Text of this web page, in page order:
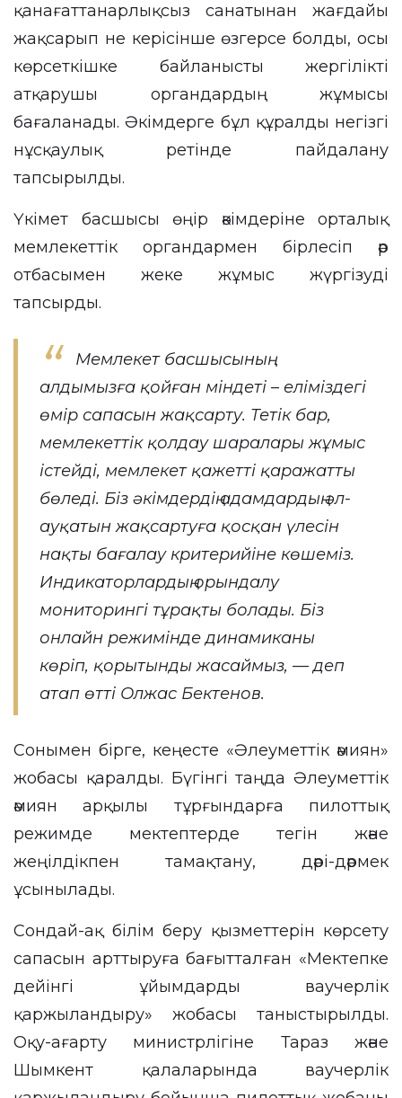
қанағаттанарлықсыз санатынан жағдайы
жақсарып не керісінше өзгерсе болды, осы
көрсеткішке байланысты жергілікті
атқарушы органдардың жұмысы
бағаланады. Әкімдерге бұл құралды негізгі
нұсқаулық ретінде пайдалану
тапсырылды.
Үкімет басшысы өңір әкімдеріне орталық
мемлекеттік органдармен бірлесіп әр
отбасымен жеке жұмыс жүргізуді
тапсырды.
Мемлекет басшысының
алдымызға қойған міндеті – еліміздегі
өмір сапасын жақсарту. Тетік бар,
мемлекеттік қолдау шаралары жұмыс
істейді, мемлекет қажетті қаражатты
бөледі. Біз әкімдердің адамдардың әл-
ауқатын жақсартуға қосқан үлесін
нақты бағалау критерийіне көшеміз.
Индикаторлардың орындалу
мониторингі тұрақты болады. Біз
онлайн режимінде динамиканы
көріп, қорытынды жасаймыз, — деп
атап өтті Олжас Бектенов.
Сонымен бірге, кеңесте «Әлеуметтік әмиян»
жобасы қаралды. Бүгінгі таңда Әлеуметтік
әмиян арқылы тұрғындарға пилоттық
режимде мектептерде тегін және
жеңілдікпен тамақтану, дәрі-дәрмек
ұсынылады.
Сондай-ақ білім беру қызметтерін көрсету
сапасын арттыруға бағытталған «Мектепке
дейінгі ұйымдарды ваучерлік
қаржыландыру» жобасы таныстырылды.
Оқу-ағарту министрлігіне Тараз және
Шымкент қалаларында ваучерлік